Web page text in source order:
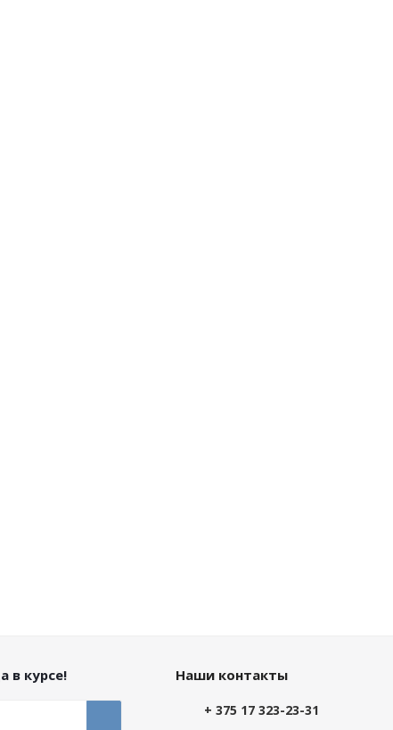
в курсе! Наши контакты
+ 375 17 323-23-31